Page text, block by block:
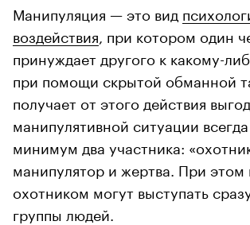
Манипуляция — это вид
воздействия , при котором один
принуждает другого к какому-
при помощи скрытой обманной
получает от этого действия
манипулятивной ситуации
минимум два участника:
манипулятор и жертва. При этом
охотником могут выступать
группы людей.